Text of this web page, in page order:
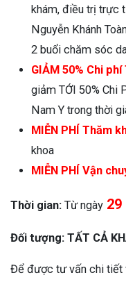
khám, điều trị trực
Nguyễn Khánh
2 buổi chăm sóc
GIẢM 50% Chi
giảm TỚI 50% Chi
Nam Y trong thời
MIỄN PHÍ Thăm
khoa
MIỄN PHÍ Vận
Thời gian: Từ ngày 29
Đối tượng: TẤT CẢ
Để được tư vấn chi tiết